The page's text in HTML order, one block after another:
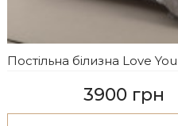
Постільна білизна Love
3900 грн